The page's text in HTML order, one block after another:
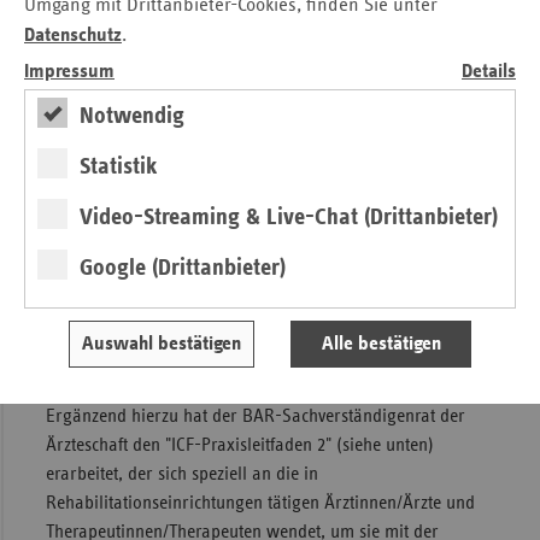
Umgang mit Drittanbieter-Cookies, finden Sie unter
Datenschutz.
Impressum
Details
Notwendig
Statistik
Video-Streaming & Live-Chat (Drittanbieter)
Google (Drittanbieter)
Auswahl bestätigen Alle bestätigen
und Ärzte mit der Konzeption der ICF vertraut zu machen
der bio-psycho-sozialen Aspekte unter Berücksichtigung
der Kontextfaktoren näher zu bringen. Der
Einblick in die Bedeutung und praktischen
Tätigkeit. Durch seine Praxisorientierung sollen auch
möglichst viele am Rehabilitationsprozess beteiligte
Berufsgruppen, z.B. Reha-Fachkräfte und Mitarbeiterinnen
und Mitarbeiter der Rehabilitationsträger, erreicht werden.
Eine Kurzfassung des ICF-Praxisleitfaden 1 informiert in
kompakter Form.
Ergänzend hierzu hat der BAR-Sachverständigenrat der
Ärzteschaft den "ICF-Praxisleitfaden 2" (siehe unten)
erarbeitet, der sich speziell an die in
Rehabilitationseinrichtungen tätigen Ärztinnen/Ärzte und
Therapeutinnen/Therapeuten wendet, um sie mit der